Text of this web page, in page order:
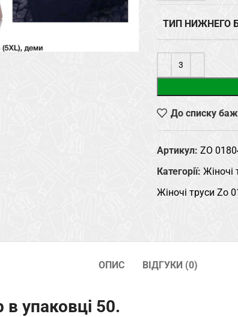
ТИП НИЖНЕГО
До списку
Артикул: ZO
Категорії: Жіночі
Жіночі труси Zo
ОПИС ВІДГУКИ (0)
в упаковці 50.